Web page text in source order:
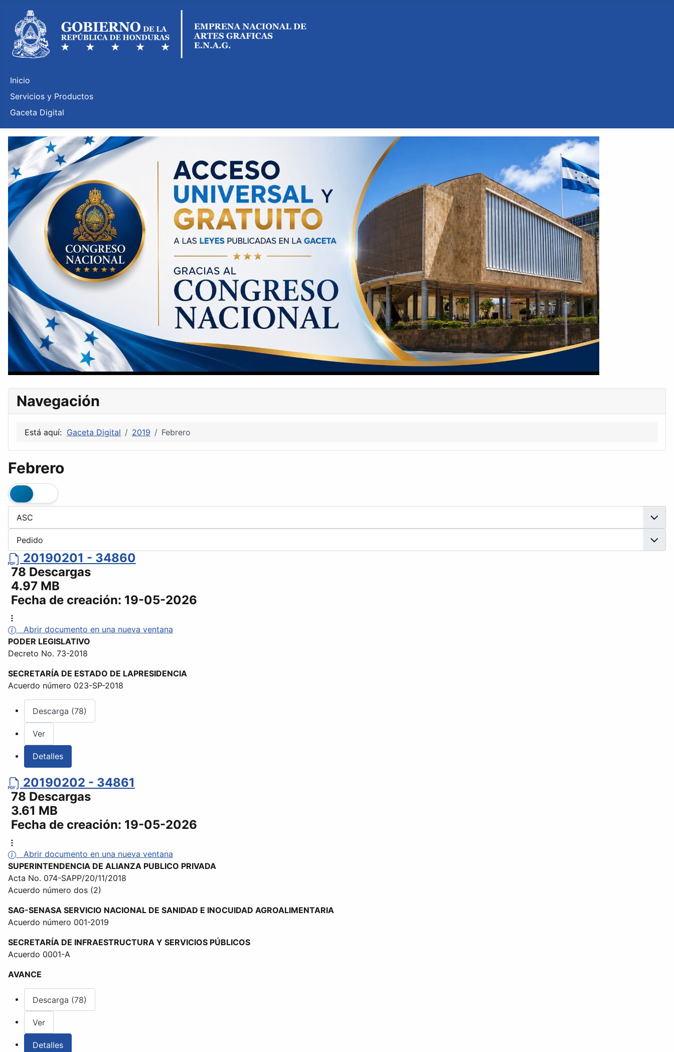
Inicio
Servicios y Productos
Gaceta Digital
Navegación
Está aquí: Gaceta Digital 2019 Febrero
Febrero
20190201 - 34860
78 Descargas
4.97 MB
Fecha de creación: 19-05-2026
Abrir documento en una nueva ventana
PODER LEGISLATIVO
Decreto No. 73-2018
SECRETARÍA DE ESTADO DE LAPRESIDENCIA
Acuerdo número 023-SP-2018
Descarga (78)
Ver
Detalles
20190202 - 34861
78 Descargas
3.61 MB
Fecha de creación: 19-05-2026
Abrir documento en una nueva ventana
SUPERINTENDENCIA DE ALIANZA PUBLICO PRIVADA
Acta No. 074-SAPP/20/11/2018
Acuerdo número dos (2)
SAG-SENASA SERVICIO NACIONAL DE SANIDAD E INOCUIDAD AGROALIMENTARIA
Acuerdo número 001-2019
SECRETARÍA DE INFRAESTRUCTURA Y SERVICIOS PÚBLICOS
Acuerdo 0001-A
AVANCE
Descarga (78)
Ver
Detalles